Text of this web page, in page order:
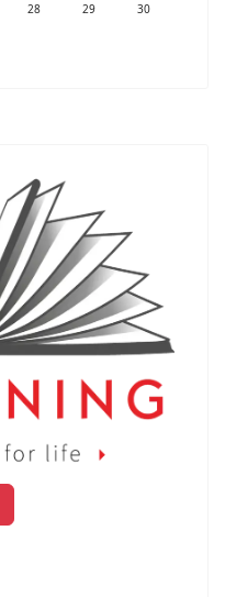
28 29
30